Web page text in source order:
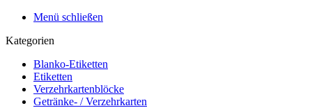
Menü schließen
Kategorien
Blanko-Etiketten
Etiketten
Verzehrkartenblöcke
Getränke- / Verzehrkarten